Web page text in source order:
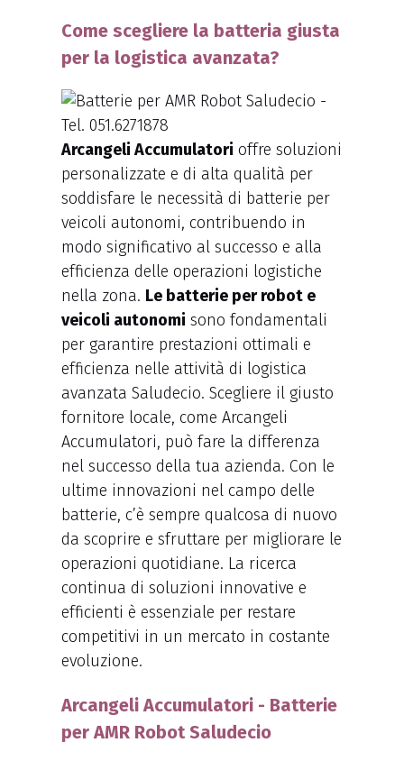
Come scegliere la batteria giusta
per la logistica avanzata?
Arcangeli Accumulatori offre soluzioni
personalizzate e di alta qualità per
soddisfare le necessità di batterie per
veicoli autonomi, contribuendo in
modo significativo al successo e alla
efficienza delle operazioni logistiche
nella zona. Le batterie per robot e
veicoli autonomi sono fondamentali
per garantire prestazioni ottimali e
efficienza nelle attività di logistica
avanzata Saludecio. Scegliere il giusto
fornitore locale, come Arcangeli
Accumulatori, può fare la differenza
nel successo della tua azienda. Con le
ultime innovazioni nel campo delle
batterie, c’è sempre qualcosa di nuovo
da scoprire e sfruttare per migliorare le
operazioni quotidiane. La ricerca
continua di soluzioni innovative e
efficienti è essenziale per restare
competitivi in un mercato in costante
evoluzione.
Arcangeli Accumulatori - Batterie
per AMR Robot Saludecio